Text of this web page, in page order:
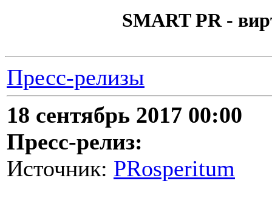
SMART PR -
Пресс-релизы
18 сентябрь 2017 00:00
Пресс-релиз:
Источник: PRosperitum